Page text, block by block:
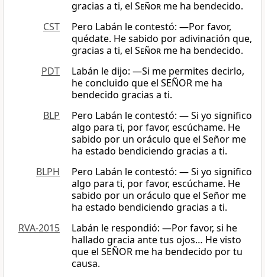
gracias a ti, el Señor me ha bendecido.
CST
Pero Labán le contestó: ―Por favor,
quédate. He sabido por adivinación que,
gracias a ti, el Señor me ha bendecido.
PDT
Labán le dijo: —Si me permites decirlo,
he concluido que el SEÑOR me ha
bendecido gracias a ti.
BLP
Pero Labán le contestó: — Si yo significo
algo para ti, por favor, escúchame. He
sabido por un oráculo que el Señor me
ha estado bendiciendo gracias a ti.
BLPH
Pero Labán le contestó: — Si yo significo
algo para ti, por favor, escúchame. He
sabido por un oráculo que el Señor me
ha estado bendiciendo gracias a ti.
RVA-2015
Labán le respondió: —Por favor, si he
hallado gracia ante tus ojos… He visto
que el SEÑOR me ha bendecido por tu
causa.